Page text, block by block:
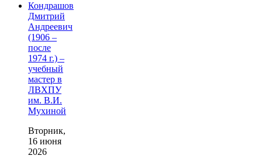
Кондрашов
Дмитрий
Андреевич
(1906 –
после
1974 г.) –
учебный
мастер в
ЛВХПУ
им. В.И.
Мухиной
Вторник,
16 июня
2026